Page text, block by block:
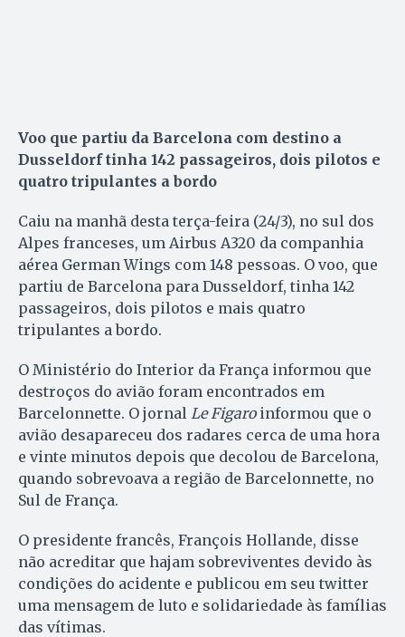
Voo que partiu da Barcelona com destino a
Dusseldorf tinha 142 passageiros, dois pilotos e
quatro tripulantes a bordo
Caiu na manhã desta terça-feira (24/3), no sul dos
Alpes franceses, um Airbus A320 da companhia
aérea German Wings com 148 pessoas. O voo, que
partiu de Barcelona para Dusseldorf, tinha 142
passageiros, dois pilotos e mais quatro
tripulantes a bordo.
O Ministério do Interior da França informou que
destroços do avião foram encontrados em
Barcelonnette. O jornal Le Figaroinformou que o
avião desapareceu dos radares cerca de uma hora
e vinte minutos depois que decolou de Barcelona,
quando sobrevoava a região de Barcelonnette, no
Sul de França.
O presidente francês, François Hollande, disse
não acreditar que hajam sobreviventes devido às
condições do acidente e publicou em seu twitter
uma mensagem de luto e solidariedade às famílias
das vítimas.